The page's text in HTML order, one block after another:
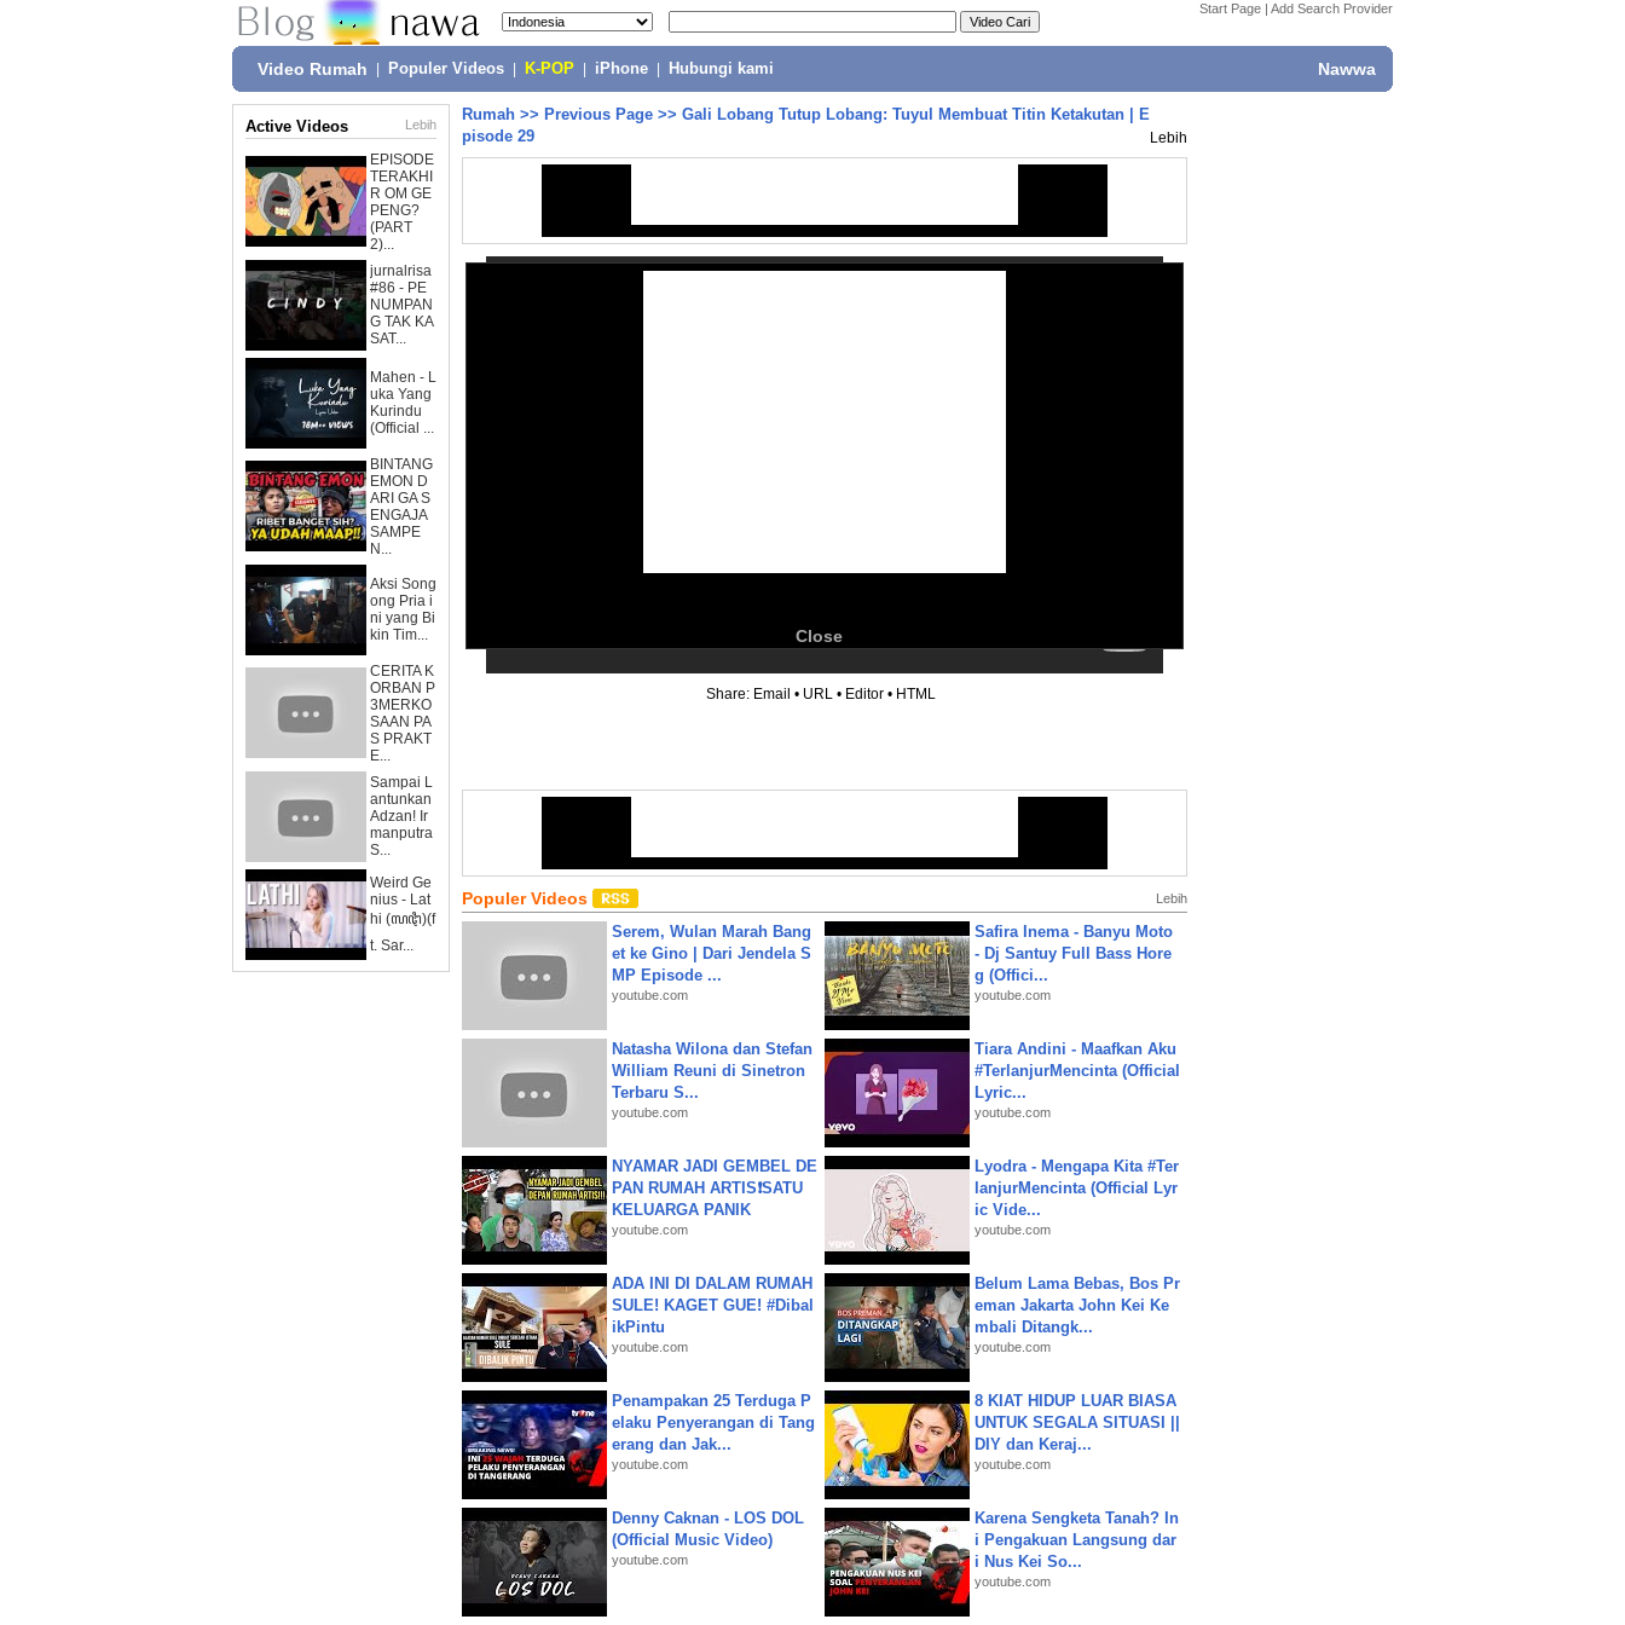
Start Page | Add Search Provider
Video Rumah Populer Videos K-POP iPhone Hubungi kami Nawwa
Active Videos Lebih
EPISODE
TERAKHI
R OM GE
PENG?
(PART
2)...
jurnalrisa
#86 - PE
NUMPAN
G TAK KA
SAT...
Mahen - L
uka Yang
Kurindu
(Official ...
BINTANG
EMON D
ARI GA S
ENGAJA
SAMPE
N...
Aksi Song
ong Pria i
ni yang Bi
kin Tim...
CERITA K
ORBAN P
3MERKO
SAAN PA
S PRAKT
E...
Sampai L
antunkan
Adzan! Ir
manputra
S...
Weird Ge
nius - Lat
hi (ꦭꦛꦶ)(f
t. Sar...
Rumah >> Previous Page >> Gali Lobang Tutup Lobang: Tuyul Membuat Titin Ketakutan | E
pisode 29
Lebih
Close
Share: Email • URL • Editor • HTML
Populer Videos Lebih
Serem, Wulan Marah Bang
et ke Gino | Dari Jendela S
MP Episode ...
youtube.com
Safira Inema - Banyu Moto
- Dj Santuy Full Bass Hore
g (Offici...
youtube.com
Natasha Wilona dan Stefan
William Reuni di Sinetron
Terbaru S...
youtube.com
Tiara Andini - Maafkan Aku
#TerlanjurMencinta (Official
Lyric...
youtube.com
NYAMAR JADI GEMBEL DE
PAN RUMAH ARTIS❗SATU
KELUARGA PANIK
youtube.com
Lyodra - Mengapa Kita #Ter
lanjurMencinta (Official Lyr
ic Vide...
youtube.com
ADA INI DI DALAM RUMAH
SULE! KAGET GUE! #Dibal
ikPintu
youtube.com
Belum Lama Bebas, Bos Pr
eman Jakarta John Kei Ke
mbali Ditangk...
youtube.com
Penampakan 25 Terduga P
elaku Penyerangan di Tang
erang dan Jak...
youtube.com
8 KIAT HIDUP LUAR BIASA
UNTUK SEGALA SITUASI ||
DIY dan Keraj...
youtube.com
Denny Caknan - LOS DOL
(Official Music Video)
youtube.com
Karena Sengketa Tanah? In
i Pengakuan Langsung dar
i Nus Kei So...
youtube.com